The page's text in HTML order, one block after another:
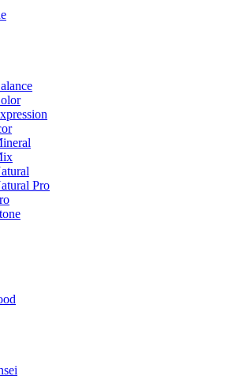
Pro